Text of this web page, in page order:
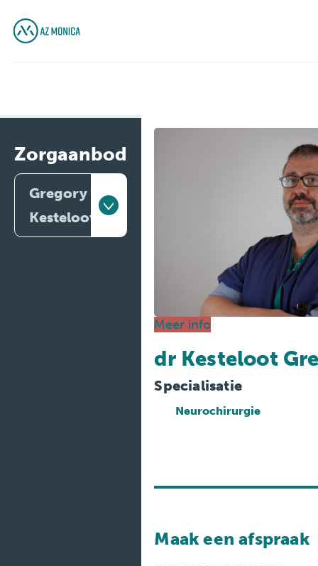
Zorgaanbod
Gregory
Kesteloot
Meer info
dr Kesteloot
Specialisatie
Neurochirurgie
Maak een afspraak